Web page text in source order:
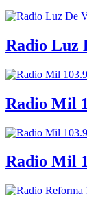
Radio Luz
Radio Mil
Radio Mil